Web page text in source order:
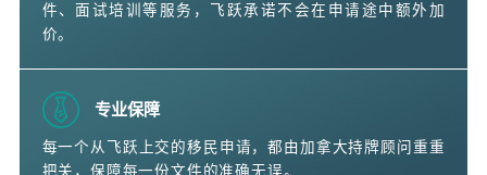
件、面试培训等服务，飞跃承诺不会在申请途中额外加
价。
专业保障
每一个从飞跃上交的移民申请，都由加拿大持牌顾问重重
把关，保障每一份文件的准确无误。